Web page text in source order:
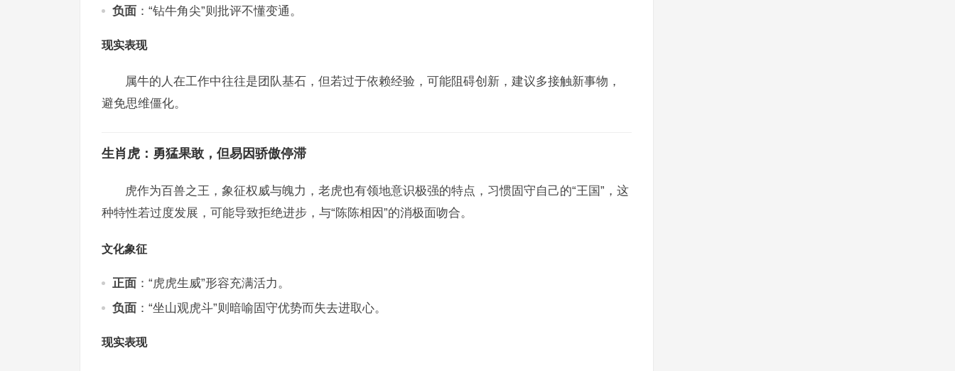
负面 ：“钻牛角尖”则批评不懂变通。
现实表现
属牛的人在工作中往往是团队基石，但若过于依赖经验，可能阻碍创新，建议多接触新事物，
避免思维僵化。
生肖虎：勇猛果敢，但易因骄傲停滞
虎作为百兽之王，象征权威与魄力，老虎也有领地意识极强的特点，习惯固守自己的“王国”，这
种特性若过度发展，可能导致拒绝进步，与“陈陈相因”的消极面吻合。
文化象征
正面 ：“虎虎生威”形容充满活力。
负面 ：“坐山观虎斗”则暗喻固守优势而失去进取心。
现实表现